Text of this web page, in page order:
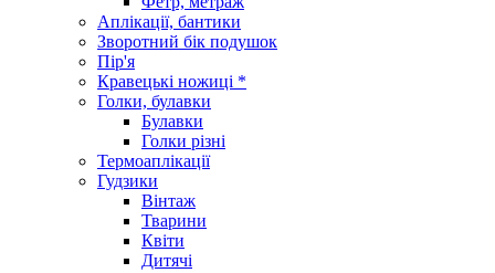
Аплікації, бантики
Зворотний бік подушок
Пір'я
Кравецькі ножиці *
Голки, булавки
Булавки
Голки різні
Термоаплікації
Гудзики
Вінтаж
Тварини
Квіти
Дитячі